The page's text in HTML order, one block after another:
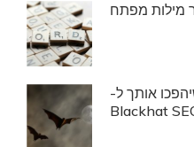
מילות מפתח
אותך ל-
Blackhat